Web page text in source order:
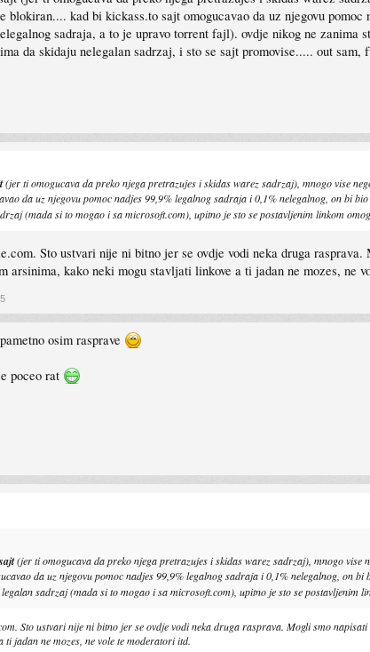
blokiran.... kad bi kickass.to sajt omogucavao da uz njegovu
sadraja, a to je upravo torrent fajl). ovdje nikog ne
da skidaju nelegalan sadrzaj, i sto se sajt promovise..... out sam,
(jer ti omogucava da preko njega pretrazujes i skidas warez sadrzaj), mnogo vise
da uz njegovu pomoc nadjes 99,9% legalnog sadraja i 0,1% nelegalnog, on bi
(mada si to mogao i sa microsoft.com), upitno je sto se postavljenim linkom
Sto ustvari nije ni bitno jer se ovdje vodi neka druga
arsinima, kako neki mogu stavljati linkove a ti jadan ne mozes, ne
osim rasprave
poceo rat
(jer ti omogucava da preko njega pretrazujes i skidas warez sadrzaj), mnogo
da uz njegovu pomoc nadjes 99,9% legalnog sadraja i 0,1% nelegalnog, on
sadrzaj (mada si to mogao i sa microsoft.com), upitno je sto se
Sto ustvari nije ni bitno jer se ovdje vodi neka druga rasprava. Mogli smo
ti jadan ne mozes, ne vole te moderatori itd.